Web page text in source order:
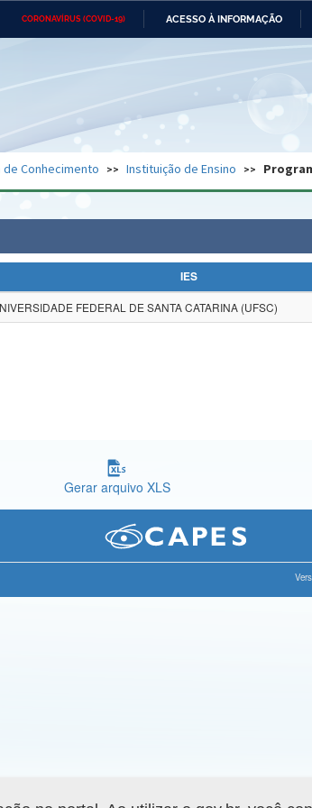
CORONAVÍRUS (COVID-19) ACESSO À INFORMAÇÃO
Ministério das Relações
Desenvolvimento
e
da União Banco Central do Brasil
de Conhecimento Instituição de Ensino
IES
FEDERAL DE SANTA CATARINA (UFSC)
Gerar arquivo XLS